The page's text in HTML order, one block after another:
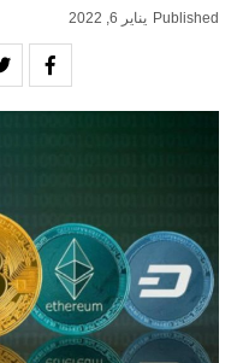
Published يناير 6, 2022